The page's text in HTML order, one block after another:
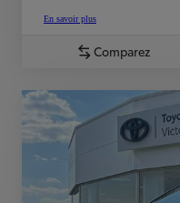
En savoir plus
Comparez